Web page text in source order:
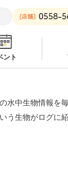
黄金崎ビーチ：オー
[店舗] 0558-
ント
水中生物情報を
う生物がログに